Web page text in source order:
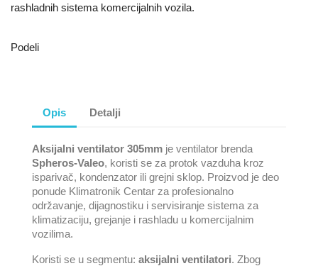
rashladnih sistema komercijalnih vozila.
Podeli
Opis Detalji
Aksijalni ventilator 305mm je ventilator brenda
Spheros-Valeo, koristi se za protok vazduha kroz
isparivač, kondenzator ili grejni sklop. Proizvod je deo
ponude Klimatronik Centar za profesionalno
održavanje, dijagnostiku i servisiranje sistema za
klimatizaciju, grejanje i rashladu u komercijalnim
vozilima.
Koristi se u segmentu: aksijalni ventilatori. Zbog